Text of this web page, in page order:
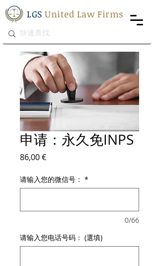
LGSUnited Law Firms
申请：永久免INPS
86,00 €價格
请输入您的微信号： *
0/66
请输入您电话号码： (選填)